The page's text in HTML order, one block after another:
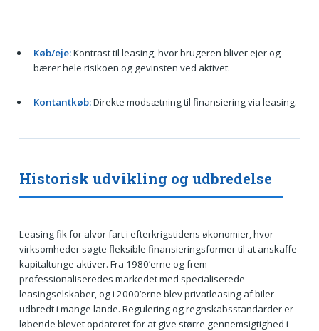
Køb/eje:Kontrast til leasing, hvor brugeren bliver ejer og
bærer hele risikoen og gevinsten ved aktivet.
Kontantkøb:Direkte modsætning til finansiering via leasing.
Historisk udvikling og udbredelse
Leasing fik for alvor fart i efterkrigstidens økonomier, hvor
virksomheder søgte fleksible finansieringsformer til at anskaffe
kapitaltunge aktiver. Fra 1980’erne og frem
professionaliseredes markedet med specialiserede
leasingselskaber, og i 2000’erne blev privatleasing af biler
udbredt i mange lande. Regulering og regnskabsstandarder er
løbende blevet opdateret for at give større gennemsigtighed i